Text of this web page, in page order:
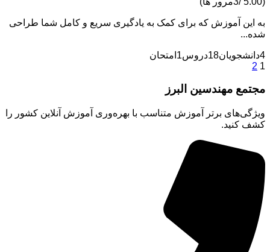
آموزش که برای کمک به یادگیری سریع و کامل شما طراحی
18دروس 1امتحان
مهندسین البرز
برتر آموزش متناسب با بهره‌وری آموزش آنلاین کشور را
کنید.